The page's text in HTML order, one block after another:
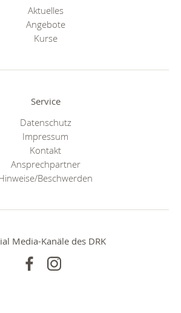
Aktuelles
Angebote
Kurse
Service
Datenschutz
Impressum
Kontakt
Ansprechpartner
Beschwerden
Media-Kanäle des DRK